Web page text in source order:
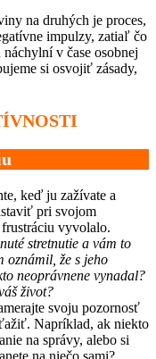
na druhých je proces,
impulzy, zatiaľ čo
v čase osobnej
si osvojiť zásady,
keď ju zažívate a
pri svojom
vyvolalo.
stretnutie a vám to
oznámil, že s jeho
neoprávnene vynadal?
život?
svoju pozornosť
Napríklad, ak niekto
na správy, alebo si
na niečo sami?